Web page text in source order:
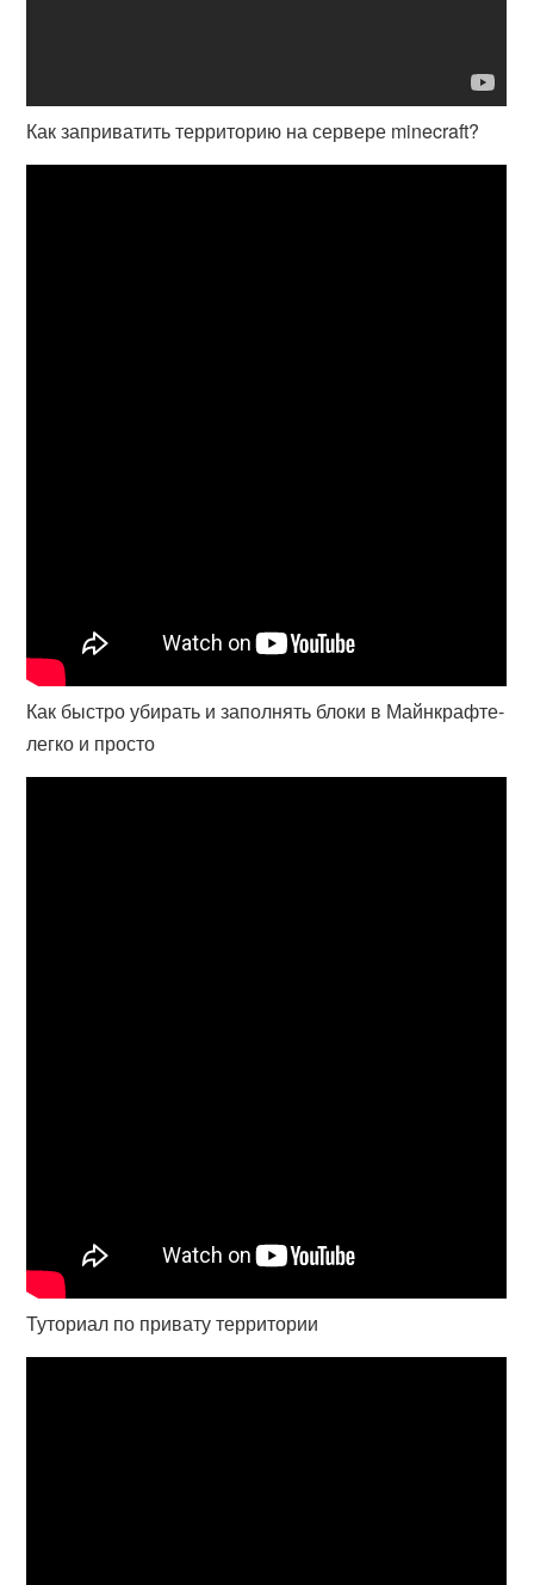
Как заприватить территорию на сервере minecraft?
Как быстро убирать и заполнять блоки в Майнкрафте-
легко и просто
Туториал по привату территории